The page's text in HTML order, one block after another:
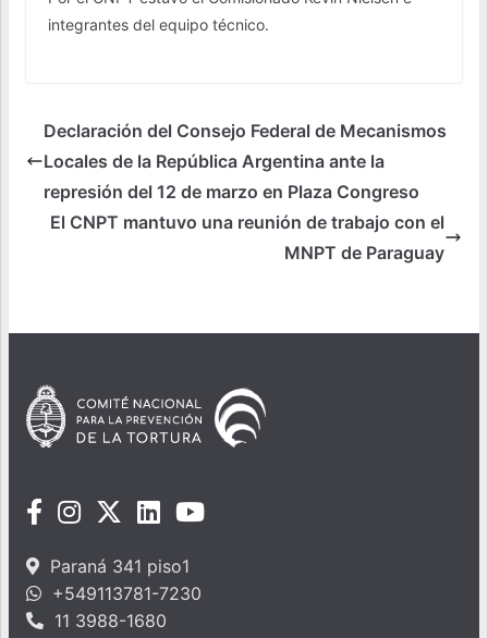
integrantes del equipo técnico.
Declaración del Consejo Federal de Mecanismos
Locales de la República Argentina ante la
represión del 12 de marzo en Plaza Congreso
El CNPT mantuvo una reunión de trabajo con el
MNPT de Paraguay
Paraná 341 piso1
+549113781-7230
11 3988-1680